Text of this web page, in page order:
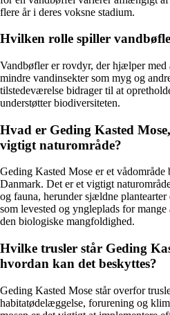
flere år i deres voksne stadium.
Hvilken rolle spiller
Vandbøfler er rovdyr, der hjælper
mindre vandinsekter som myg og
tilstedeværelse bidrager til at
understøtter biodiversiteten.
Hvad er Geding Kasted
vigtigt naturområde?
Geding Kasted Mose er et
Danmark. Det er et vigtigt
og fauna, herunder sjældne
som levested og yngleplads for
den biologiske mangfoldighed.
Hvilke trusler står Geding
hvordan kan det beskyttes?
Geding Kasted Mose står overfor
habitatødelæggelse, forurening og